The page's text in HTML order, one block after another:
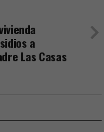
a
Las Casas